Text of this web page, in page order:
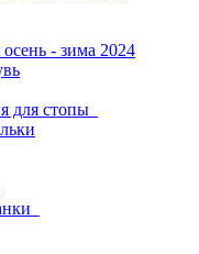
- зима 2024
для стопы